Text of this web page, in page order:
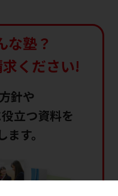
な塾？
ください!
針や
立つ資料を
す。